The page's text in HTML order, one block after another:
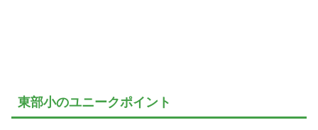
東部小のユニークポイント